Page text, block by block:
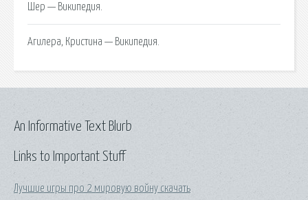
Шер — Википедия.
Агилера, Кристина — Википедия.
Links to Important Stuff
Лучшие игры про 2 мировую войну скачать
An Informative Text Blurb